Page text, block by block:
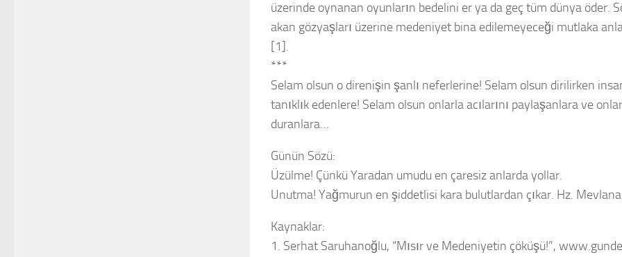
üzerinde oynanan oyunların bedelini er ya da geç tüm dünya öder.
akan gözyaşları üzerine medeniyet bina edilemeyeceği mutlaka
[1].
***
Selam olsun o direnişin şanlı neferlerine! Selam olsun dirilirken
tanıklık edenlere! Selam olsun onlarla acılarını paylaşanlara ve
duranlara…
Günün Sözü:
Üzülme! Çünkü Yaradan umudu en çaresiz anlarda yollar.
Unutma! Yağmurun en şiddetlisi kara bulutlardan çıkar. Hz. Mevlana
Kaynaklar:
1. Serhat Saruhanoğlu, “Mısır ve Medeniyetin çöküşü!”,